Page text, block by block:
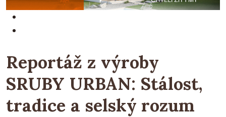
Reportáž z výroby
SRUBY URBAN: Stálost,
tradice a selský rozum